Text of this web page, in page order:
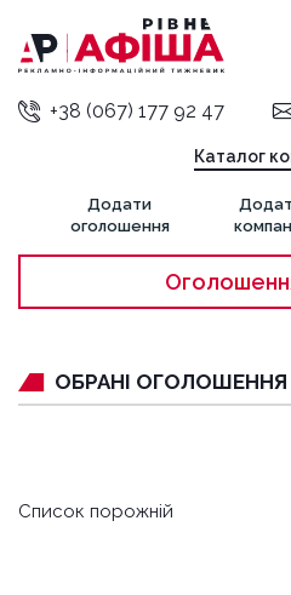
+38 (067) 177 92 47
Каталог
Додати
оголошення
ОБРАНІ ОГОЛОШЕННЯ
Список порожній